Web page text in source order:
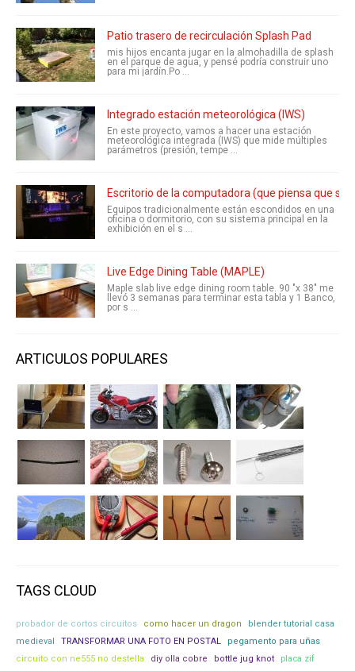
Patio trasero de recirculación Splash Pad
mis hijos encanta jugar en la almohadilla de splash
en el parque de agua, y pensé podría construir uno
para mi jardín.Po ...
Integrado estación meteorológica (IWS)
En este proyecto, vamos a hacer una estación
meteorológica integrada (IWS) que mide múltiples
parámetros (presión, tempe ...
Escritorio de la computadora (que piensa que su
Equipos tradicionalmente están escondidos en una
oficina o dormitorio, con su sistema principal en la
exhibición en el s ...
Live Edge Dining Table (MAPLE)
Maple slab live edge dining room table. 90 "x 38" me
llevó 3 semanas para terminar esta tabla y 1 Banco,
por s ...
ARTICULOS POPULARES
TAGS CLOUD
probador de cortos circuitos como hacer un dragon
blender tutorial casa
medieval
TRANSFORMAR UNA FOTO EN POSTAL
pegamento para uñas
circuito con ne555 no destella
diy olla cobre bottle jug knot placa zif